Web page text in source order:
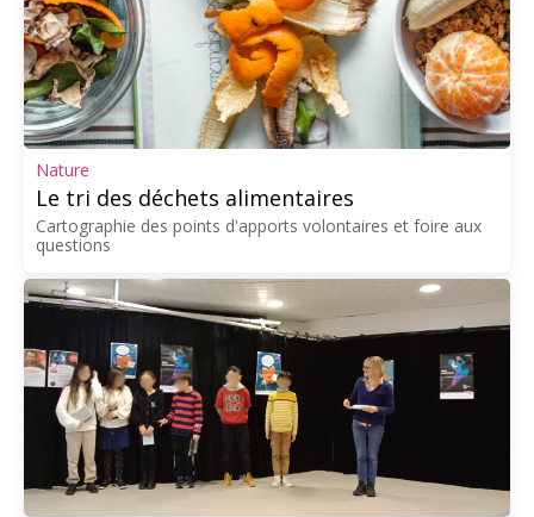
Nature
Le tri des déchets alimentaires
Cartographie des points d'apports volontaires et foire aux
questions